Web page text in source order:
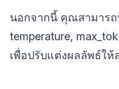
นอกจากนี้ คุณสามารถ
temperature,
เพื่อปรับแต่งผลลัพธ์ให้